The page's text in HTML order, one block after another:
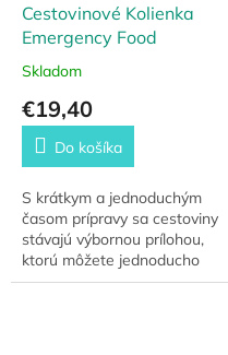
Cestovinové Kolienka
Emergency Food
Skladom
€19,40
Do košíka
S krátkym a jednoduchým
časom prípravy sa cestoviny
stávajú výbornou prílohou,
ktorú môžete jednoducho
pridať k akémukoľvek jedlu.